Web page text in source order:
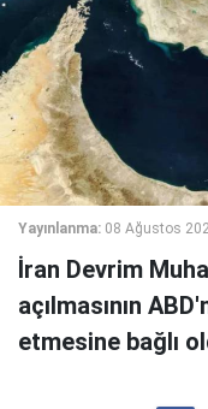
Yayınlanma: 08 Ağustos
İran Devrim
açılmasının
etmesine bağlı